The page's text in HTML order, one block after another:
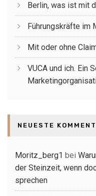
Berlin, was ist mit
Führungskräfte im
Mit oder ohne
VUCA und ich. Ein
NEUESTE
Moritz_berg1 bei
der Steinzeit, wenn
sprechen